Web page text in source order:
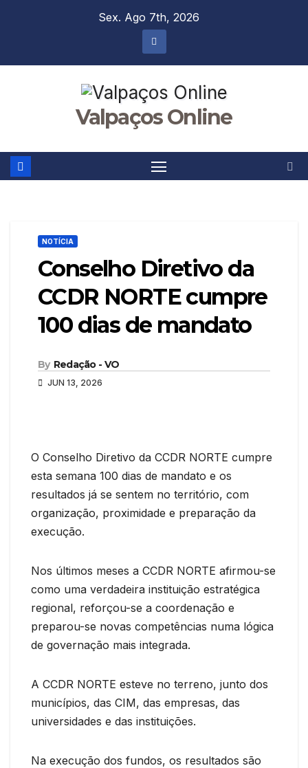
Sex. Ago 7th, 2026
Valpaços Online
NOTÍCIA
Conselho Diretivo da
CCDR NORTE cumpre
100 dias de mandato
By Redação - VO
JUN 13, 2026
O Conselho Diretivo da CCDR NORTE cumpre
esta semana 100 dias de mandato e os
resultados já se sentem no território, com
organização, proximidade e preparação da
execução.
Nos últimos meses a CCDR NORTE afirmou-se
como uma verdadeira instituição estratégica
regional, reforçou-se a coordenação e
preparou-se novas competências numa lógica
de governação mais integrada.
A CCDR NORTE esteve no terreno, junto dos
municípios, das CIM, das empresas, das
universidades e das instituições.
Na execução dos fundos, os resultados são